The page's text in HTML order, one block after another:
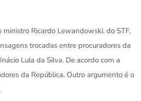
Ricardo Lewandowski, do STF,
trocadas entre procuradores da
Lula da Silva. De acordo com a
da República. Outro argumento é o